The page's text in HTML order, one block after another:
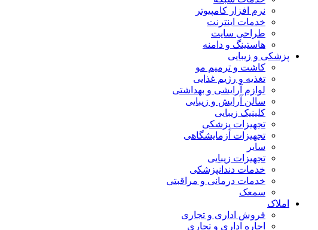
نرم افزار کامپیوتر
خدمات اینترنت
طراحی سایت
هاستینگ و دامنه
پزشکی و زیبایی
کاشت و ترمیم مو
تغذیه و رژیم غذایی
لوازم آرایشی و بهداشتی
سالن آرایش و زیبایی
کلینیک زیبایی
تجهیزات پزشکی
تجهیزات آزمایشگاهی
سایر
تجهیزات زیبایی
خدمات دندانپزشکی
خدمات درمانی و مراقبتی
سمعک
املاک
فروش اداری و تجاری
اجاره اداری و تجاری